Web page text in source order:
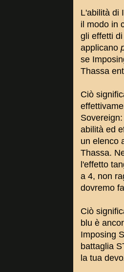
L'abilità di
il modo in
gli effetti
applicano
se
Thassa
Ciò
abilità ed
un elenco
Thassa.
l'effetto
a 4, non
dovremo
Ciò
blu è
Imposing
battaglia
la tua